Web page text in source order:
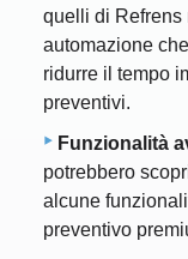
quelli di Refrens
automazione
ridurre il tempo
preventivi.
Funzionalità
potrebbero
alcune
preventivo